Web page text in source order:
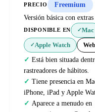
PRECIO
Freemium
Versión básica con
DISPONIBLE EN ✓Mac
✓Apple Watch Web
Está bien situada
rastreadores de hábitos.
Tiene presencia en
iPhone, iPad y Apple
Aparece a menudo en